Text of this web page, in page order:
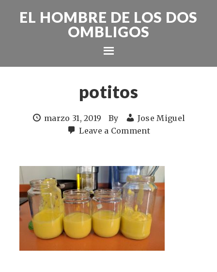
EL HOMBRE DE LOS DOS
OMBLIGOS
potitos
marzo 31, 2019 By
Jose Miguel
Leave a Comment